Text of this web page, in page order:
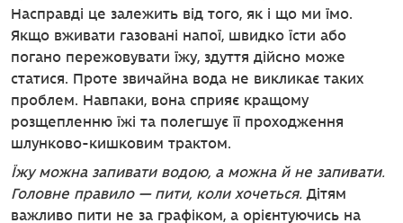
Насправді це залежить від того, як і що ми їмо.
Якщо вживати газовані напої, швидко їсти або
погано пережовувати їжу, здуття дійсно може
статися. Проте звичайна вода не викликає таких
проблем. Навпаки, вона сприяє кращому
розщепленню їжі та полегшує її проходження
шлунково-кишковим трактом.
Їжу можна запивати водою, а можна й не запивати.
Головне правило — пити, коли хочеться.Дітям
важливо пити не за графіком, а орієнтуючись на